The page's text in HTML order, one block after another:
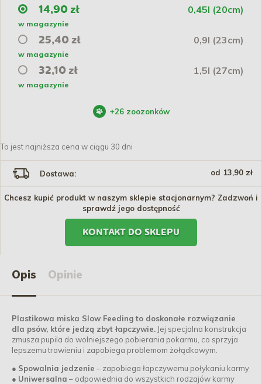
14,90 zł 0,45l (20cm)
w magazynie
25,40 zł 0,9l (23cm)
w magazynie
32,10 zł 1,5l (27cm)
w magazynie
+26 zoozonków
To jest najniższa cena w ciągu 30 dni
Dostawa: od 13,90 zł
Chcesz kupić produkt w naszym sklepie stacjonarnym? Zadzwoń i
sprawdź jego dostępność
KONTAKT DO SKLEPU
Opis Opinie
Plastikowa miska Slow Feeding to doskonałe rozwiązanie
dla psów, które jedzą zbyt łapczywie. Jej specjalna konstrukcja
zmusza pupila do wolniejszego pobierania pokarmu, co sprzyja
lepszemu trawieniu i zapobiega problemom żołądkowym.
● Spowalnia jedzenie – zapobiega łapczywemu połykaniu karmy
● Uniwersalna – odpowiednia do wszystkich rodzajów karmy